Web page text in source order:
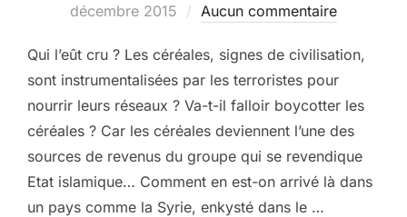
décembre 2015
Aucun commentaire
Qui l’eût cru ? Les céréales, signes de civilisation,
sont instrumentalisées par les terroristes pour
nourrir leurs réseaux ? Va-t-il falloir boycotter les
céréales ? Car les céréales deviennent l’une des
sources de revenus du groupe qui se revendique
Etat islamique… Comment en est-on arrivé là dans
un pays comme la Syrie, enkysté dans le …